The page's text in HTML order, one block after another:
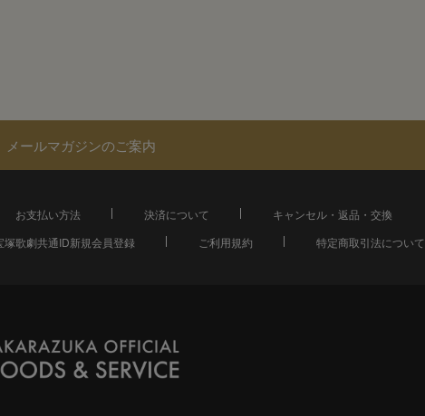
メールマガジンのご案内
お支払い方法 決済について
キャンセル・返品・交換
塚歌劇共通ID新規会員登録 ご利用規約 特定商取引法について